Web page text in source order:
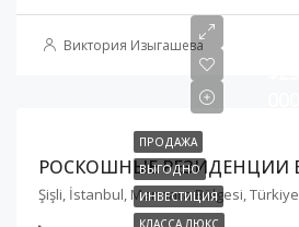
Виктория Изыгашева
ПРОДАЖА
ВЫГОДНО
ИНВЕСТИЦИЯ
КЛАССА ЛЮКС
Şişli, İstanbul, Marmara Bölgesi, Türkiye